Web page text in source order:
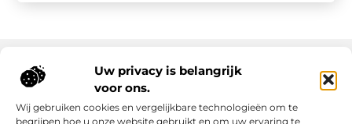
Uw privacy is belangrijk
voor ons.
Wij gebruiken cookies en vergelijkbare technologieën om te
begrijpen hoe u onze website gebruikt en om uw ervaring te
Onze informatie